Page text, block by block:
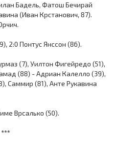
Бадель, Фатош Бечирай
(Иван Крстанович, 87).
2:0 Понтус Янссон (86).
(7), Уилтон Фигейредо (51),
(88) - Адриан Калелло (39),
Саммир (81), Анте Рукавина
Врсалько (50).
***